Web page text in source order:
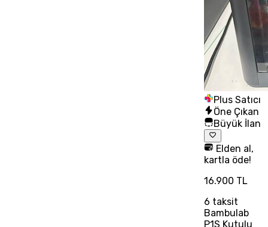
Plus Satıcı
Öne Çıkan
Büyük İlan
Elden al,
kartla öde!
16.900 TL
6 taksit
Bambulab
P1S Kutulu